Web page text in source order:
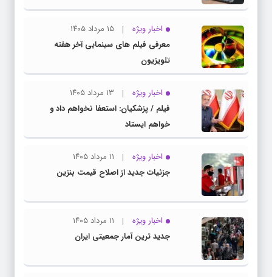
اخبار ویژه
۱۵ مرداد ۱۴۰۵
معرفی فیلم های سینمایی آخر هفته
تلویزیون
اخبار ویژه
۱۳ مرداد ۱۴۰۵
فیلم / پزشکیان: استعفا نخواهم داد و
خواهم ایستاد
اخبار ویژه
۱۱ مرداد ۱۴۰۵
جزئیات جدید از اصلاح قیمت بنزین
اخبار ویژه
۱۱ مرداد ۱۴۰۵
جدید ترین آمار جمعیتی ایران